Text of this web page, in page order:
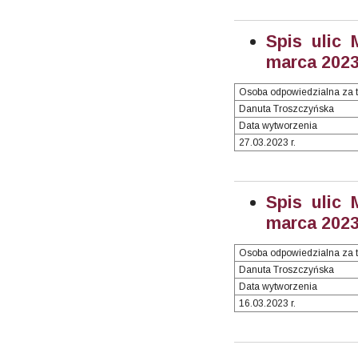
Spis ulic
marca
Osoba odpowiedzialna za
Danuta Troszczyńska
Data wytworzenia
27.03.2023 r.
Spis ulic
marca
Osoba odpowiedzialna za
Danuta Troszczyńska
Data wytworzenia
16.03.2023 r.